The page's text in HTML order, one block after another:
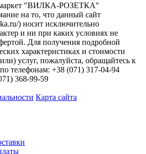
"ВИЛКА-РОЗЕТКА"
на то, что данный сайт
) носит исключительно
и ни при каких условиях не
Для получения подробной
характеристиках и стоимости
услуг, пожалуйста, обращайтесь к
телефонам: +38 (071) 317-04-94
368-99-59
Карта сайта